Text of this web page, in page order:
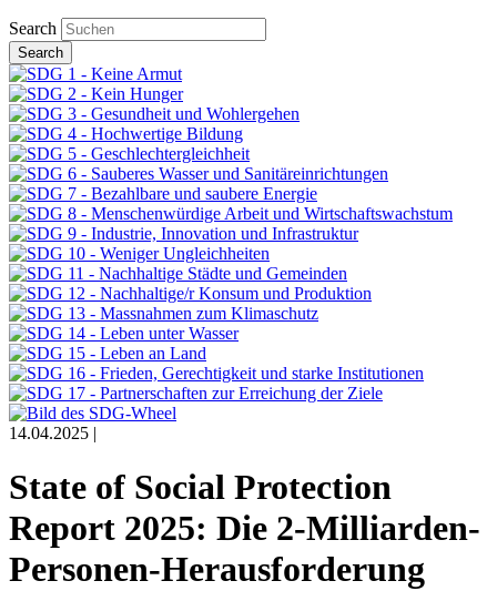
Search
14.04.2025 |
State of Social Protection
Report 2025: Die 2-Milliarden-
Personen-Herausforderung